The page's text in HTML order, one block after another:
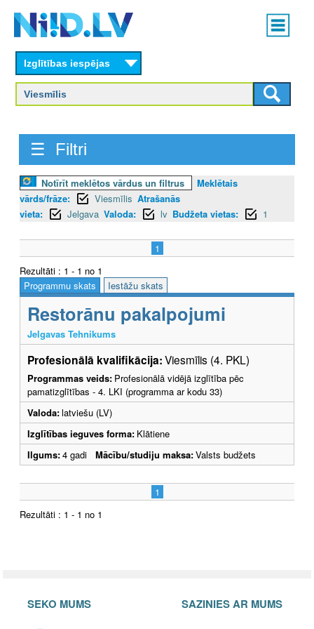
content
Main
menu
Izglītības iespējas
☰ Filtri
Notīrīt meklētos vārdus un filtrus
Meklētais
vārds/frāze:
Viesmīlis Atrašanās
vieta:
Jelgava Valoda: lv Budžeta vietas: 1
1
Rezultāti : 1 - 1 no 1
Programmu skats
Iestāžu skats
Restorānu pakalpojumi
Jelgavas Tehnikums
Profesionālā kvalifikācija:Viesmīlis (4. PKL)
Programmas veids: Profesionālā vidējā izglītība pēc
pamatizglītības - 4. LKI (programma ar kodu 33)
Valoda:latviešu (LV)
Izglītības ieguves forma: Klātiene
Ilgums:4 gadi Mācību/studiju maksa:Valsts budžets
1
Rezultāti : 1 - 1 no 1
SEKO MUMS SAZINIES AR MUMS